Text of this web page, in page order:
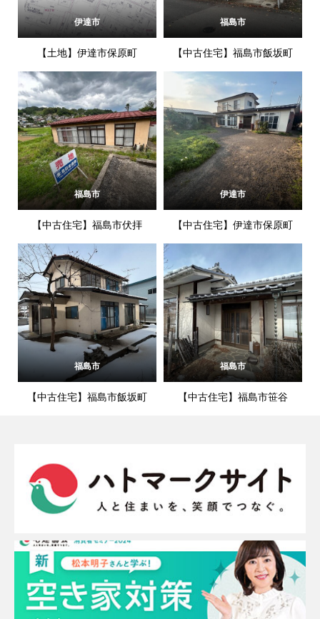
伊達市
【土地】伊達市保原町
福島市
【中古住宅】福島市飯坂町
福島市
【中古住宅】福島市伏拝
伊達市
【中古住宅】伊達市保原町
福島市
【中古住宅】福島市飯坂町
福島市
【中古住宅】福島市笹谷